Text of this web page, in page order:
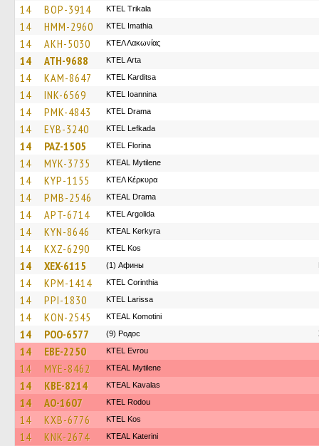
14 BOP-3914 ΚΤΕL Τrikala
14 HMM-2960 KTEL Imathia
14 AKH-5030 ΚΤΕΛ Λακωνίας
14 ATH-9688 KTEL Arta
14 KAM-8647 ΚΤΕL Karditsa
14 INK-6569 KTEL Ioannina
14 PMK-4843 KTEL Drama
14 EYB-3240 KTEL Lefkada
14 PAZ-1505 KTEL Florina
14 MYK-3735 KTEAL Mytilene
14 KYP-1155 ΚΤΕΛ Κέρκυρα
14 PMB-2546 KTEAL Drama
14 APT-6714 KTEL Argolida
14 KYN-8646 KTEAL Kerkyra
14 KXZ-6290 KTEL Kos
14 XEX-6115 (1) Афины
14 KPM-1414 KTEL Corinthia
14 PPI-1830 KTEL Larissa
14 KON-2545 KTEAL Komotini
14 POO-6577 (9) Родос
14 EBE-2250 KTEL Evrou
14 MYE-8462 KTEAL Mytilene
14 KBE-8214 KTEAL Kavalas
14 AO-1607 ΚΤΕL Rodou
14 KXB-6776 KTEL Kos
14 KNK-2674 KTEAL Katerini